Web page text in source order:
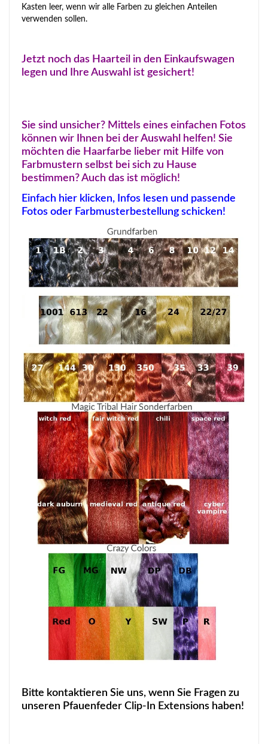
Kasten leer, wenn wir alle Farben zu gleichen Anteilen
verwenden sollen.
Jetzt noch das Haarteil in den Einkaufswagen
legen und Ihre Auswahl ist gesichert!
Sie sind unsicher? Mittels eines einfachen Fotos
können wir Ihnen bei der Auswahl helfen! Sie
möchten die Haarfarbe lieber mit Hilfe von
Farbmustern selbst bei sich zu Hause
bestimmen? Auch das ist möglich!
Einfach hier klicken, Infos lesen und passende
Fotos oder Farbmusterbestellung schicken!
Bitte kontaktieren Sie uns, wenn Sie Fragen zu
unseren Pfauenfeder Clip-In Extensions haben!